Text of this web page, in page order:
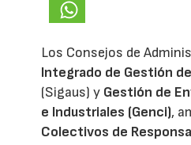
Los Consejos de
Integrado de Gestión
(Sigaus) y Gestión de
e Industriales (Genci),
Colectivos de